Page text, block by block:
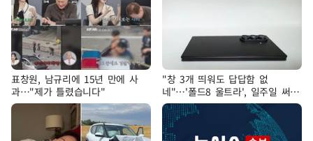
표창원, 남규리에 15년 만에 사
과…"제가 틀렸습니다"
"창 3개 띄워도 답답함 없
네"…'폴드8 울트라', 일주일 써보
니